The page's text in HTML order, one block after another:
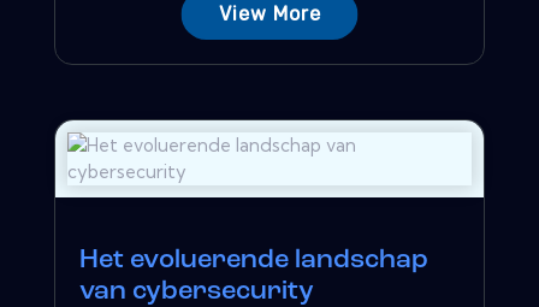
View More
Het evoluerende landschap
van cybersecurity